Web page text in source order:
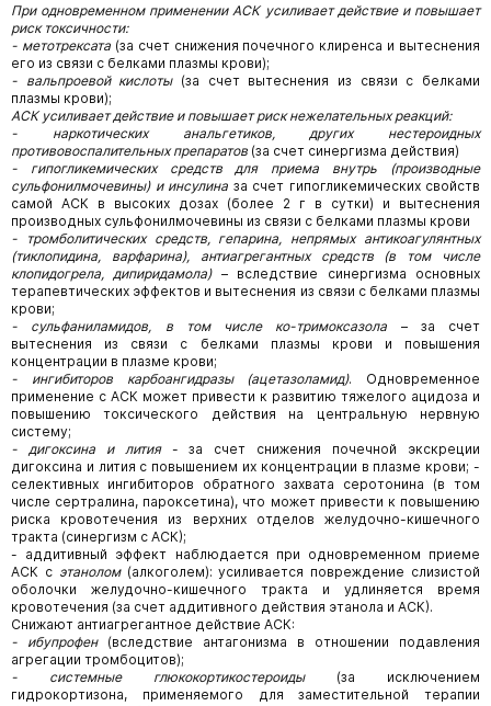
При одновременном применении АСК усиливает действие и повышает
риск токсичности:
- метотрексата(за счет снижения почечного клиренса и вытеснения
его из связи с белками плазмы крови);
- вальпроевой кислоты(за счет вытеснения из связи с белками
плазмы крови);
АСК усиливает действие и повышает риск нежелательных реакций:
- наркотических анальгетиков, других нестероидных
противовоспалительных препаратов (за счет синергизма действия)
- гипогликемических средств для приема внутрь (производные
сульфонилмочевины) и инсулина за счет гипогликемических свойств
самой АСК в высоких дозах (более 2 г в сутки) и вытеснения
производных сульфонилмочевины из связи с белками плазмы крови
- тромболитических средств, гепарина, непрямых антикоагулянтных
(тиклопидина, варфарина), антиагрегантных средств (в том числе
клопидогрела, дипиридамола)– вследствие синергизма основных
терапевтических эффектов и вытеснения из связи с белками плазмы
крови;
- сульфаниламидов, в том числе ко-тримоксазола – за счет
вытеснения из связи с белками плазмы крови и повышения
концентрации в плазме крови;
- ингибиторов карбоангидразы (ацетазоламид). Одновременное
применение с АСК может привести к развитию тяжелого ацидоза и
повышению токсического действия на центральную нервную
систему;
- дигоксина и лития- за счет снижения почечной экскреции
дигоксина и лития с повышением их концентрации в плазме крови; -
селективных ингибиторов обратного захвата серотонина (в том
числе сертралина, пароксетина), что может привести к повышению
риска кровотечения из верхних отделов желудочно-кишечного
тракта (синергизм с АСК);
- аддитивный эффект наблюдается при одновременном приеме
АСК с этанолом(алкоголем): усиливается повреждение слизистой
оболочки желудочно-кишечного тракта и удлиняется время
кровотечения (за счет аддитивного действия этанола и АСК).
Снижают антиагрегантное действие АСК:
- ибупрофен(вследствие антагонизма в отношении подавления
агрегации тромбоцитов);
- системные глюкокортикостероиды(за исключением
гидрокортизона, применяемого для заместительной терапии